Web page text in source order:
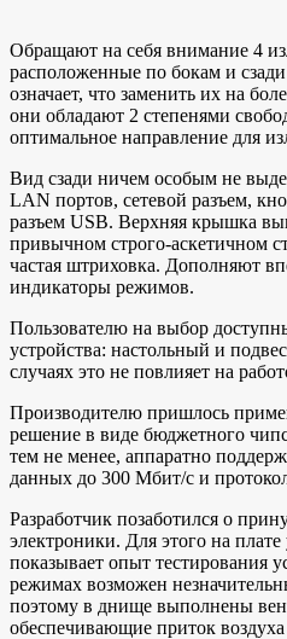
Обращают на себя внимание 4
расположенные по бокам и
означает, что заменить их на
они обладают 2 степенями
оптимальное направление для
Вид сзади ничем особым не
LAN портов, сетевой разъем,
разъем USB. Верхняя крышка
привычном строго-аскетичном
частая штриховка. Дополняют
индикаторы режимов.
Пользователю на выбор
устройства: настольный и
случаях это не повлияет на
Производителю пришлось
решение в виде бюджетного
тем не менее, аппаратно
данных до 300 Мбит/с и
Разработчик позаботился о
электроники. Для этого на
показывает опыт тестирования
режимах возможен
поэтому в днище выполнены
обеспечивающие приток